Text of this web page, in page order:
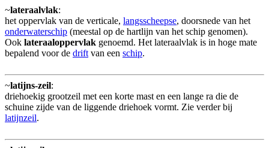
~lateraalvlak:
het oppervlak van de verticale, langsscheepse, doorsnede van het
onderwaterschip (meestal op de hartlijn van het schip genomen).
Ook lateraaloppervlak genoemd. Het lateraalvlak is in hoge mate
bepalend voor de driftvan een schip.
~latijns-zeil:
driehoekig grootzeil met een korte mast en een lange ra die de
schuine zijde van de liggende driehoek vormt. Zie verder bij
latijnzeil.